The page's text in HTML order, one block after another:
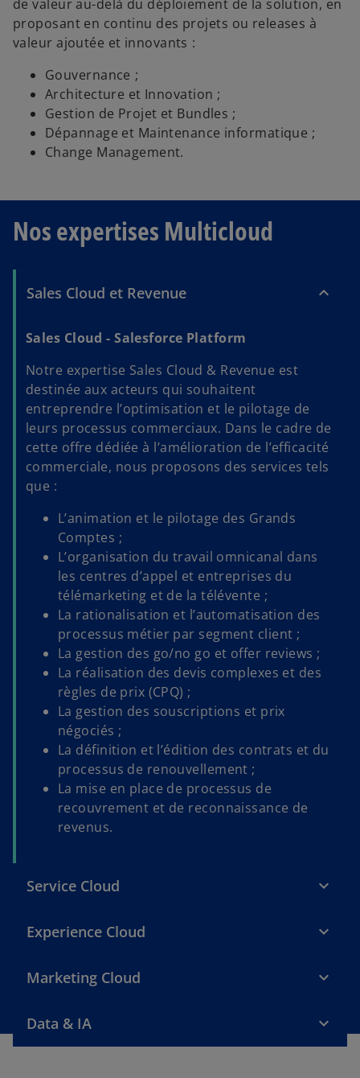
de valeur au-delà du déploiement de la solution, en
proposant en continu des projets ou releases à
valeur ajoutée et innovants :
Gouvernance ;
Architecture et Innovation ;
Gestion de Projet et Bundles ;
Dépannage et Maintenance informatique ;
Change Management.
Nos expertises Multicloud
Sales Cloud et Revenue
Sales Cloud - Salesforce Platform
Notre expertise Sales Cloud & Revenue est
destinée aux acteurs qui souhaitent
entreprendre l’optimisation et le pilotage de
leurs processus commerciaux. Dans le cadre de
cette offre dédiée à l’amélioration de l’efficacité
commerciale, nous proposons des services tels
que :
L’animation et le pilotage des Grands
Comptes ;
L’organisation du travail omnicanal dans
les centres d’appel et entreprises du
télémarketing et de la télévente ;
La rationalisation et l’automatisation des
processus métier par segment client ;
La gestion des go/no go et offer reviews ;
La réalisation des devis complexes et des
règles de prix (CPQ) ;
La gestion des souscriptions et prix
négociés ;
La définition et l’édition des contrats et du
processus de renouvellement ;
La mise en place de processus de
recouvrement et de reconnaissance de
revenus.
Service Cloud
Experience Cloud
Marketing Cloud
Data & IA